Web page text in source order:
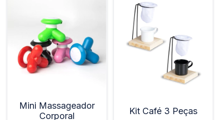
Mini Massageador
Corporal
Kit Café 3 Peças